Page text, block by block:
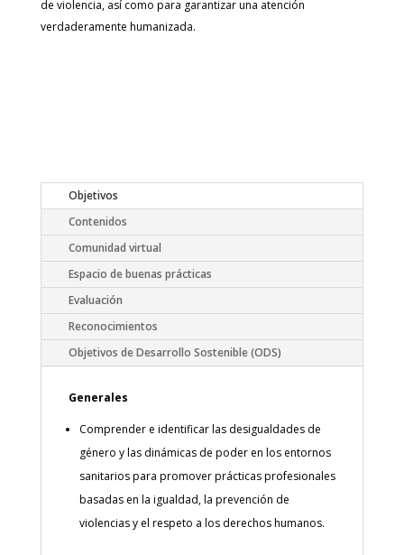
de violencia, así como para garantizar una atención
verdaderamente humanizada.
Objetivos
Contenidos
Comunidad virtual
Espacio de buenas prácticas
Evaluación
Reconocimientos
Objetivos de Desarrollo Sostenible (ODS)
Generales
Comprender e identificar las desigualdades de
género y las dinámicas de poder en los entornos
sanitarios para promover prácticas profesionales
basadas en la igualdad, la prevención de
violencias y el respeto a los derechos humanos.